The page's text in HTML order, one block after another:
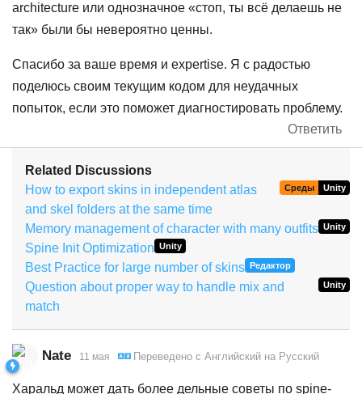
architecture или однозначное «стоп, ты всё делаешь не
так» были бы невероятно ценны.
Спасибо за ваше время и expertise. Я с радостью
поделюсь своим текущим кодом для неудачных
попыток, если это поможет диагностировать проблему.
Ответить
Related Discussions
How to export skins in independent atlas
and skel folders at the same time
Среды Unity
Memory management of character with many outfits Unity
Spine Init Optimization Unity
Best Practice for large number of skins Редактор
Question about proper way to handle mix and
match
Unity
Nate 11 мая Переведено с Английский на Русский
Харальд может дать более дельные советы по spine-